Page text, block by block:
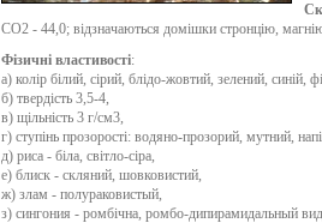
CO2 - 44,0; відзначаються домішки стронцію,
Фізичні властивості:
а) колір білий, сірий, блідо-жовтий, зелений, синій,
б) твердість 3,5-4,
в) щільність 3 г/см3,
г) ступінь прозорості: водяно-прозорий, мутний,
д) риса - біла, світло-сіра,
е) блиск - скляний, шовковистий,
ж) злам - полураковистый,
з) сингония - ромбічна, ромбо-дипирамидальный вид